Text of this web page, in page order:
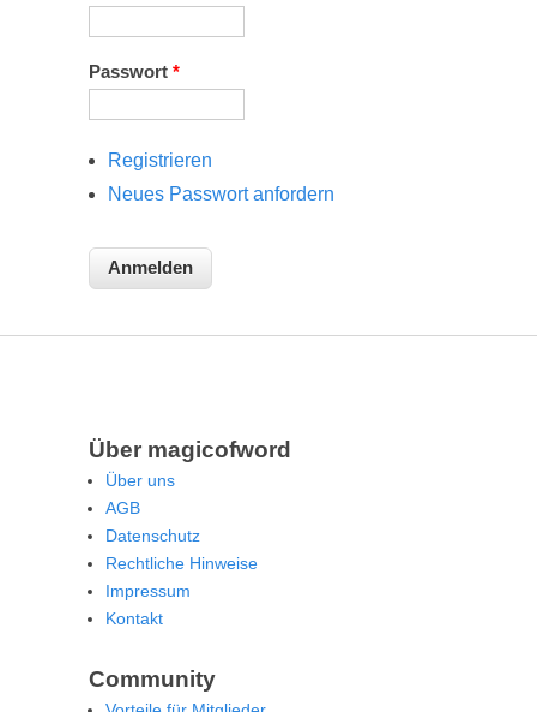
Passwort *
Registrieren
Neues Passwort anfordern
Über magicofword
Über uns
AGB
Datenschutz
Rechtliche Hinweise
Impressum
Kontakt
Community